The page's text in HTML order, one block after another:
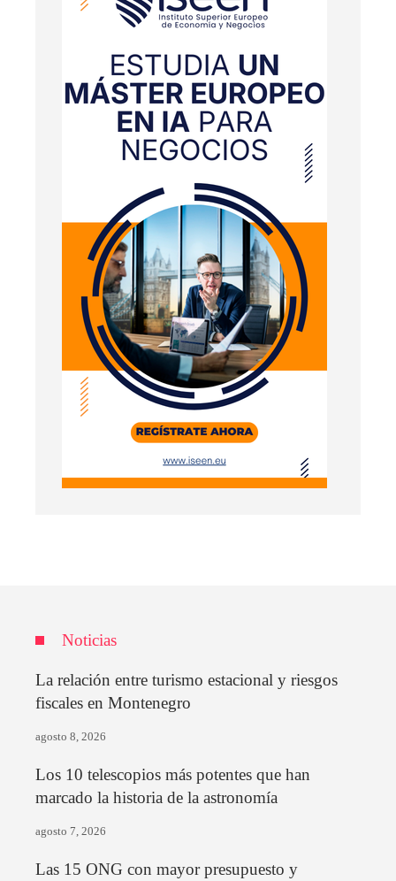
Noticias
La relación entre turismo estacional y riesgos
fiscales en Montenegro
agosto 8, 2026
Los 10 telescopios más potentes que han
marcado la historia de la astronomía
agosto 7, 2026
Las 15 ONG con mayor presupuesto y